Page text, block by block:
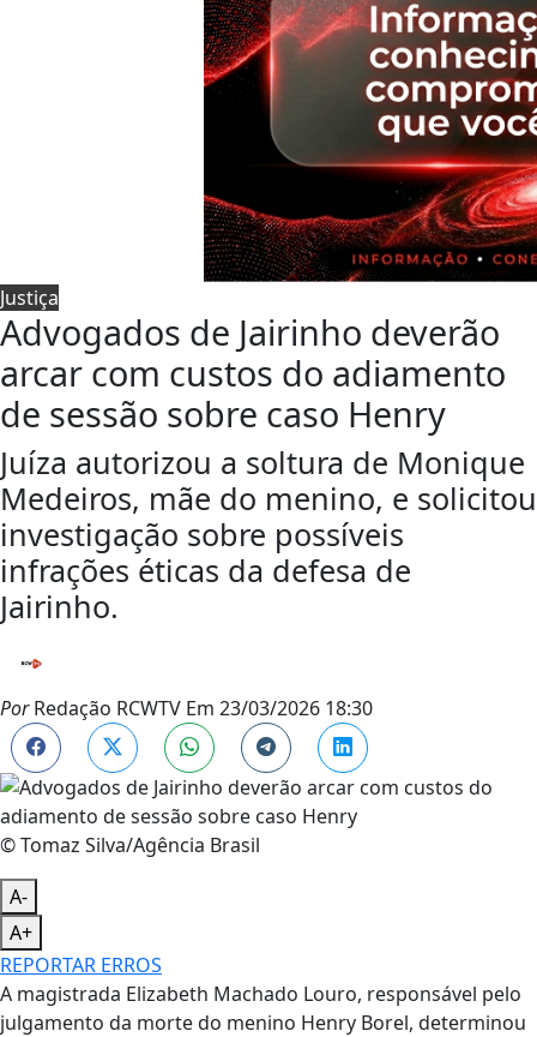
Justiça
Advogados de Jairinho deverão
arcar com custos do adiamento
de sessão sobre caso Henry
Juíza autorizou a soltura de Monique
Medeiros, mãe do menino, e solicitou
investigação sobre possíveis
infrações éticas da defesa de
Jairinho.
PorRedação RCWTV Em 23/03/2026 18:30
© Tomaz Silva/Agência Brasil
A-
A+
REPORTAR ERROS
A magistrada Elizabeth Machado Louro, responsável pelo
julgamento da morte do menino Henry Borel, determinou